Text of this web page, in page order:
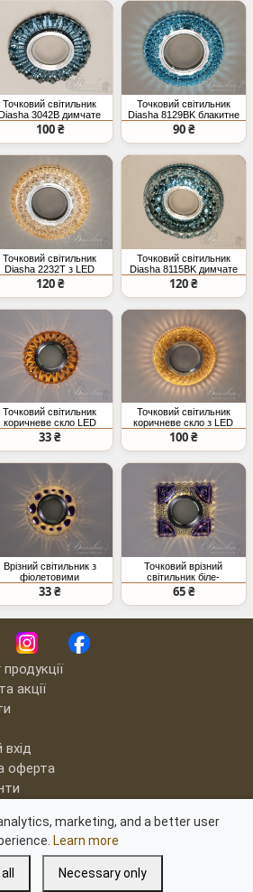
Точковий світильник
3042B димчате
скло LED підсвічування
100 ₴
Точковий світильник
Diasha 8129BK блакитне
скло лед підсвічування
90 ₴
Точковий світильник
Diasha 2232T з LED
підсвічуванням біле
світло
120 ₴
Точковий світильник
Diasha 8115BK димчате
скло з LED підсвіткою
120 ₴
Точковий світильник
коричневе скло LED
підсвічування
33 ₴
Точковий світильник
коричневе скло з LED
підсвічуванням
100 ₴
Врізний світильник з
фіолетовими
кристалами, тепле
світло
33 ₴
Точковий врізний
світильник біле-
фіолетове скло LED
підсвічування
65 ₴
акції
оферта
люстри з димером
для блекаута
marketing, and a better user
Learn more
Necessary only